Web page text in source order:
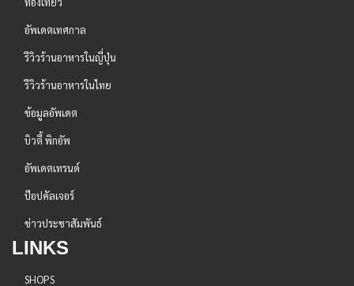
อัพเดตเทศกาล
รีวิวร้านอาหารในญี่ปุ่น
รีวิวร้านอาหารในไทย
ข้อมูลอัพเดต
บิวตี้ พิกอัพ
อัพเดตเทรนด์
ป๊อปคัลเจอร์
ข่าวประชาสัมพันธ์
LINKS
SHOPS